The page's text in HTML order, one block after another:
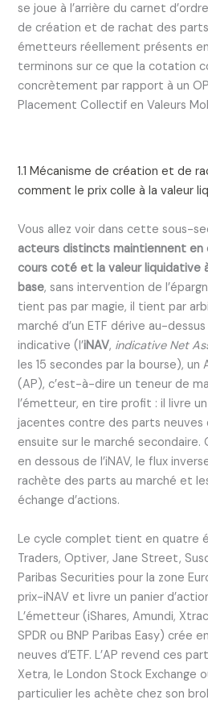
se joue à l’arrière du carnet
de création et de rachat des
émetteurs réellement présents
terminons sur ce que la cotation
concrètement par rapport à un
Placement Collectif en Valeurs
1.1 Mécanisme de création et de
comment le prix colle à la valeur
Vous allez voir dans cette sous-
acteurs distincts maintiennent en
cours coté et la valeur liquidative
base, sans intervention de
tient pas par magie, il tient par
marché d’un ETF dérive au-
indicative (l’iNAV, indicative Net
les 15 secondes par la bourse),
(AP), c’est-à-dire un teneur de
l’émetteur, en tire profit : il livre
jacentes contre des parts neuves
ensuite sur le marché secondaire.
en dessous de l’iNAV, le flux
rachète des parts au marché et
échange d’actions.
Le cycle complet tient en quatre
Traders, Optiver, Jane Street,
Paribas Securities pour la zone
prix-iNAV et livre un panier
L’émetteur (iShares, Amundi,
SPDR ou BNP Paribas Easy) crée
neuves d’ETF. L’AP revend ces
Xetra, le London Stock Exchange
particulier les achète chez son